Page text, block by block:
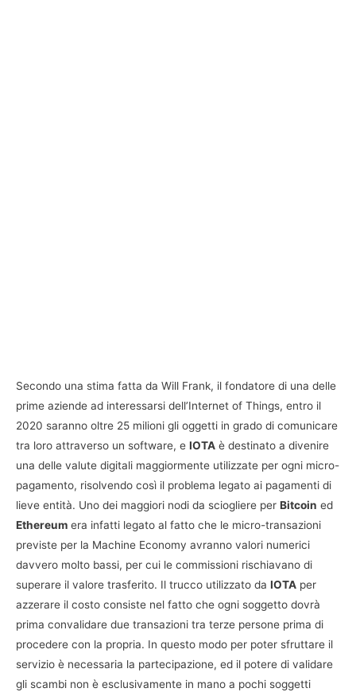
Secondo una stima fatta da Will Frank, il fondatore di una delle
prime aziende ad interessarsi dell’Internet of Things, entro il
2020 saranno oltre 25 milioni gli oggetti in grado di comunicare
tra loro attraverso un software, e IOTA è destinato a divenire
una delle valute digitali maggiormente utilizzate per ogni micro-
pagamento, risolvendo così il problema legato ai pagamenti di
lieve entità. Uno dei maggiori nodi da sciogliere per Bitcoin ed
Ethereum era infatti legato al fatto che le micro-transazioni
previste per la Machine Economy avranno valori numerici
davvero molto bassi, per cui le commissioni rischiavano di
superare il valore trasferito. Il trucco utilizzato da IOTA per
azzerare il costo consiste nel fatto che ogni soggetto dovrà
prima convalidare due transazioni tra terze persone prima di
procedere con la propria. In questo modo per poter sfruttare il
servizio è necessaria la partecipazione, ed il potere di validare
gli scambi non è esclusivamente in mano a pochi soggetti